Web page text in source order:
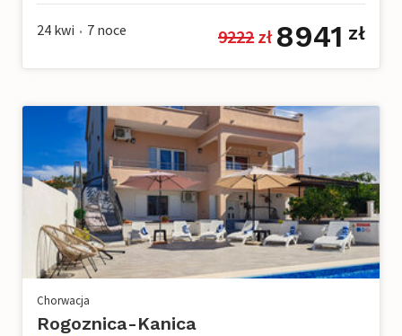
24 kwi • 7 noce 9222 zł 8941 zł
Chorwacja
Rogoznica-Kanica